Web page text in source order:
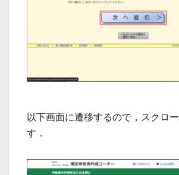
以下画面に遷移するので，スクロ
す．